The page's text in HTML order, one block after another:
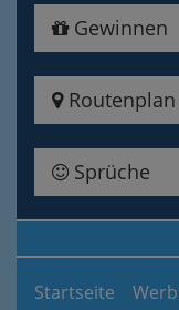
Gewinnen
Routenplan
Sprüche
Startseite